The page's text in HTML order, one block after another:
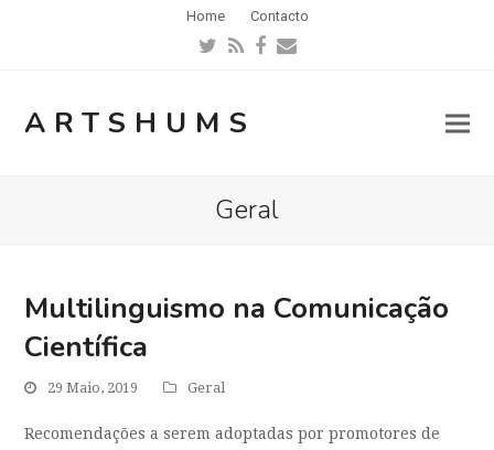
Home Contacto
Twitter
RSSFacebook
Email
ARTSHUMS
Geral
Multilinguismo na Comunicação
Científica
29 Maio, 2019 Geral
Recomendações a serem adoptadas por promotores de